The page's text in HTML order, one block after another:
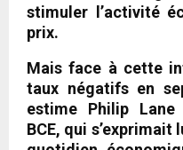
stimuler l’activité
prix.
Mais face à cette
taux négatifs en
estime Philip
BCE, qui